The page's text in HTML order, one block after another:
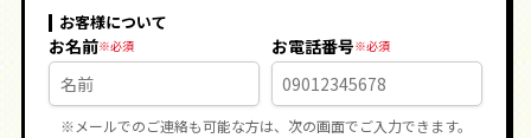
お客様について
お名前 お電話番号
※メールでのご連絡も可能な方は、次の画面でご入力できます。